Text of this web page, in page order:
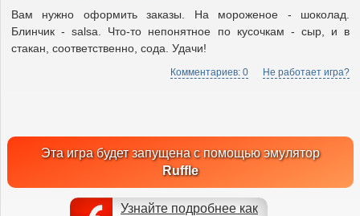
Вам нужно оформить заказы. На мороженое - шоколад.
Блинчик - salsa. Что-то непонятное по кусочкам - сыр, и в
стакан, соответственно, сода. Удачи!
Комментариев: 0 Не работает игра?
Эта игра будет запущена с помощью эмулятор
Ruffle
Узнайте подробнее как